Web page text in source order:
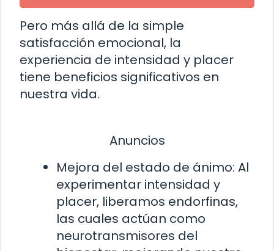
Pero más allá de la simple
satisfacción emocional, la
experiencia de intensidad y placer
tiene beneficios significativos en
nuestra vida.
Anuncios
Mejora del estado de ánimo: Al
experimentar intensidad y
placer, liberamos endorfinas,
las cuales actúan como
neurotransmisores del